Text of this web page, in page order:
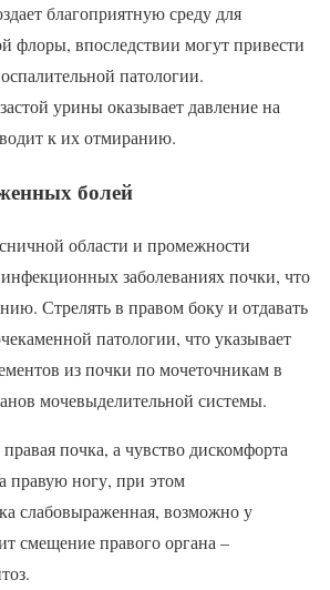
благоприятную среду для
флоры, впоследствии могут привести
патологии.
урины оказывает давление на
к их отмиранию.
болей
области и промежности
инфекционных заболеваниях почки, что
Стрелять в правом боку и отдавать
патологии, что указывает
из почки по мочеточникам в
мочевыделительной системы.
почка, а чувство дискомфорта
правую ногу, при этом
слабовыраженная, возможно у
смещение правого органа –